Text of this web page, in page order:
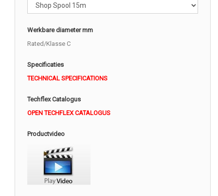
Werkbare diameter mm
Rated/Klasse C
Specificaties
TECHNICAL SPECIFICATIONS
Techflex Catalogus
OPEN TECHFLEX CATALOGUS
Productvideo